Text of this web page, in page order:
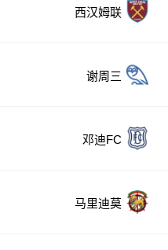
西汉姆联
谢周三
邓迪FC
马里迪莫